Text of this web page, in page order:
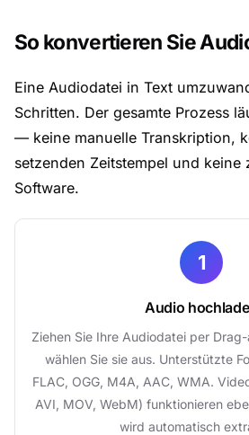
So konvertieren Sie
Eine Audiodatei in Text
Schritten. Der gesamte Prozess
— keine manuelle Transkription,
setzenden Zeitstempel und keine
Software.
1
Audio
Ziehen Sie Ihre Audiodatei per
wählen Sie sie aus. Unterstützte
FLAC, OGG, M4A, AAC, WMA.
AVI, MOV, WebM) funktionieren
wird automatisch